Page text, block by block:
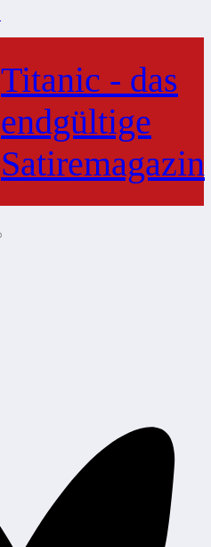
Titanic - das
endgültige
Satiremagazin